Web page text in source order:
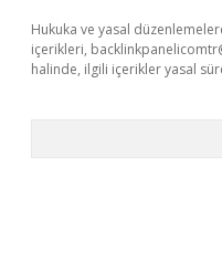
Hukuka ve yasal
içerikleri,
halinde, ilgili içerikler yasal